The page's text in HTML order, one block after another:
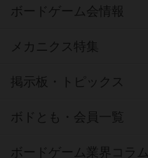
ボードゲーム会情報
メカニクス特集
掲示板・トピックス
ボドとも・会員一覧
ボードゲーム業界コラム